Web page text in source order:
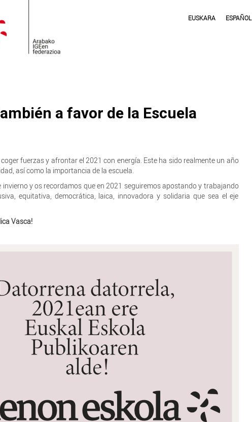
EUSKARA ESPAÑOL
a favor de la Escuela
fuerzas y afrontar el 2021 con energía. Este ha sido realmente un año
así como la importancia de la escuela.
y os recordamos que en 2021 seguiremos apostando y trabajando
equitativa, democrática, laica, innovadora y solidaria que sea el eje
Vasca!